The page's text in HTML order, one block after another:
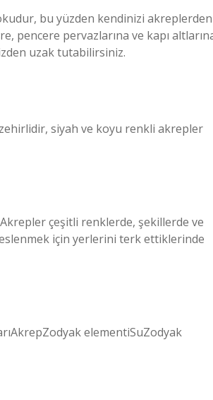
bu yüzden kendinizi akreplerden
pencere pervazlarına ve kapı
uzak tutabilirsiniz.
siyah ve koyu renkli akrepler
çeşitli renklerde, şekillerde ve
için yerlerini terk ettiklerinde
elementiSuZodyak